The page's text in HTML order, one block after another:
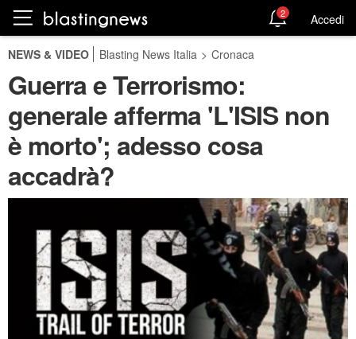
2 Accedi
NEWS & VIDEO Blasting News Italia > Cronaca
Guerra e Terrorismo:
generale afferma 'L'ISIS non
è morto'; adesso cosa
accadrà?